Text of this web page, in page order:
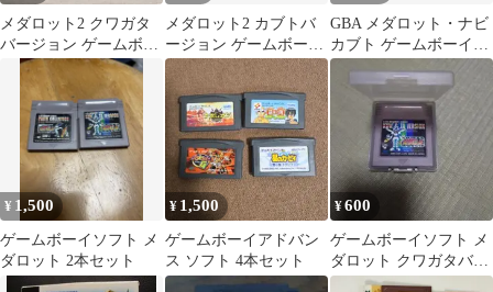
メダロット2 クワガタ
バージョン ゲームボー
イカラー
メダロット2 カブトバ
ージョン ゲームボーイ
カラー 12g
GBA メダロット・ナビ
カブト ゲームボーイア
ドバンス
¥ 1,500
ゲームボーイソフト メ
ダロット 2本セット
¥ 1,500
ゲームボーイアドバン
ス ソフト 4本セット
¥600
ゲームボーイソフト メ
ダロット クワガタバー
ジョン